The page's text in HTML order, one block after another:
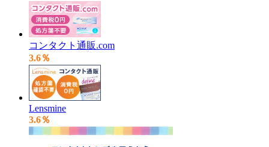
コンタクト通販.com
3.6％
Lensmine
3.6％